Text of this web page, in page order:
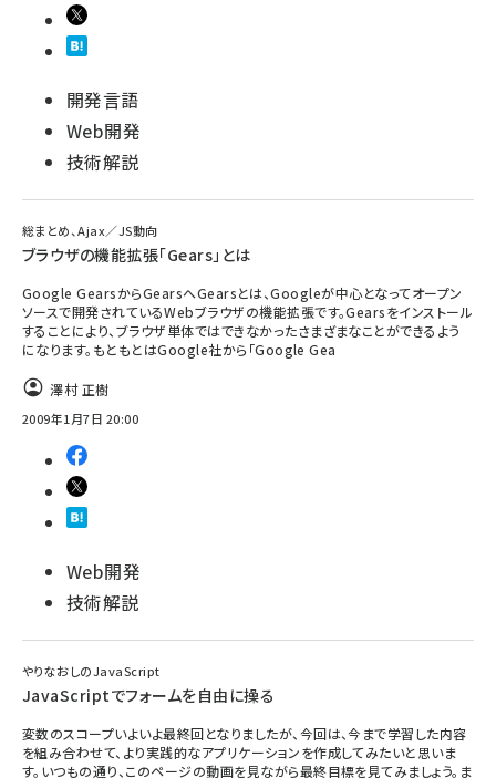
開発言語
Web開発
技術解説
総まとめ、Ajax／JS動向
ブラウザの機能拡張「Gears」とは
Google GearsからGearsへGearsとは、Googleが中心となってオープン
ソースで開発されているWebブラウザの機能拡張です。Gearsをインストール
することにより、ブラウザ単体ではできなかったさまざまなことができるよう
になります。もともとはGoogle社から「Google Gea
澤村 正樹
2009年1月7日 20:00
Web開発
技術解説
やりなおしのJavaScript
JavaScriptでフォームを自由に操る
変数のスコープいよいよ最終回となりましたが、今回は、今まで学習した内容
を組み合わせて、より実践的なアプリケーションを作成してみたいと思いま
す。いつもの通り、このページの動画を見ながら最終目標を見てみましょう。ま